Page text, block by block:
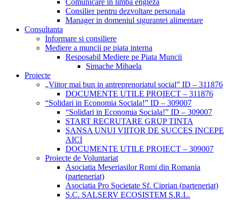
Comunicare in limba engleza
Consilier pentru dezvoltare personala
Manager in domeniul sigurantei alimentare
Consultanta
Informare si consiliere
Mediere a muncii pe piata interna
Resposabil Mediere pe Piata Muncii
Simache Mihaela
Proiecte
„Viitor mai bun in antreprenoriatul social” ID – 311876
DOCUMENTE UTILE PROIECT – 311876
“Solidari in Economia Sociala!” ID – 309007
“Solidari in Economia Sociala!” ID – 309007
START RECRUTARE GRUP TINTA
SANSA UNUI VIITOR DE SUCCES INCEPE
AICI
DOCUMENTE UTILE PROIECT – 309007
Proiecte de Voluntariat
Asociatia Meseriasilor Romi din Romania
(parteneriat)
Asociatia Pro Societate Sf. Ciprian (parteneriat)
S.C. SALSERV ECOSISTEM S.R.L.